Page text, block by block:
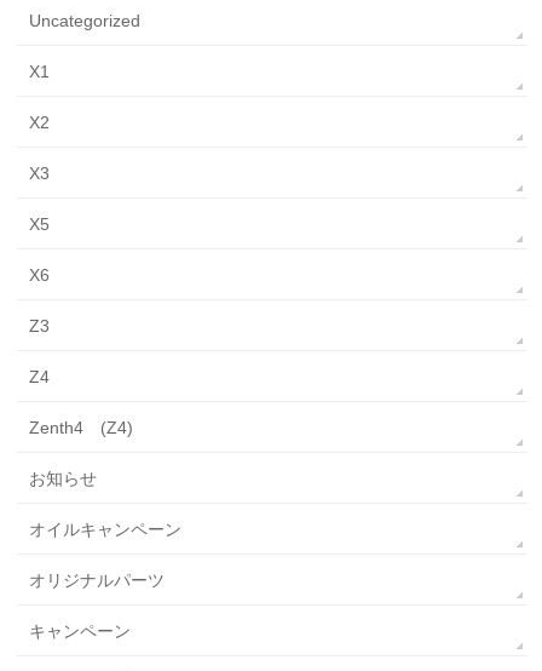
Uncategorized
X1
X2
X3
X5
X6
Z3
Z4
Zenth4 (Z4)
お知らせ
オイルキャンペーン
オリジナルパーツ
キャンペーン